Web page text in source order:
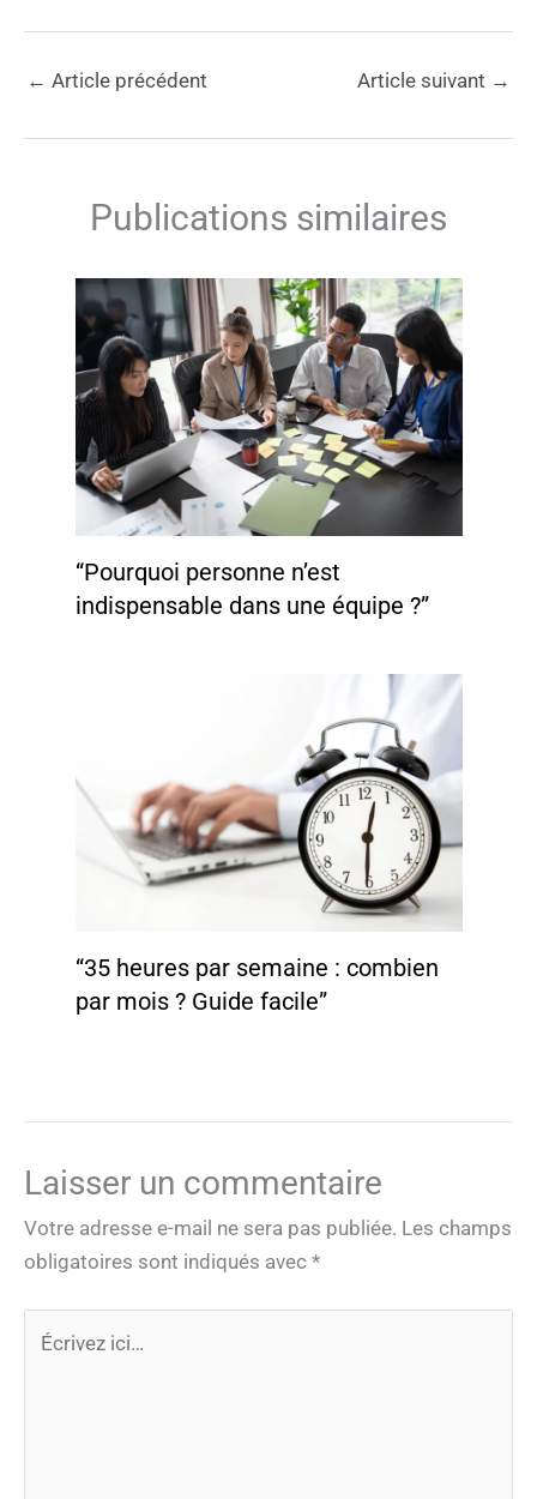
← Article précédent Article suivant →
Publications similaires
“Pourquoi personne n’est
indispensable dans une équipe ?”
“35 heures par semaine : combien
par mois ? Guide facile”
Laisser un commentaire
Votre adresse e-mail ne sera pas publiée. Les champs
obligatoires sont indiqués avec *
ici…